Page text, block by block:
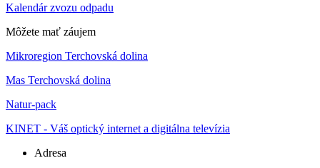
Kalendár zvozu odpadu
Môžete mať záujem
Mikroregion Terchovská dolina
Mas Terchovská dolina
Natur-pack
KINET - Váš optický internet a digitálna televízia
Adresa